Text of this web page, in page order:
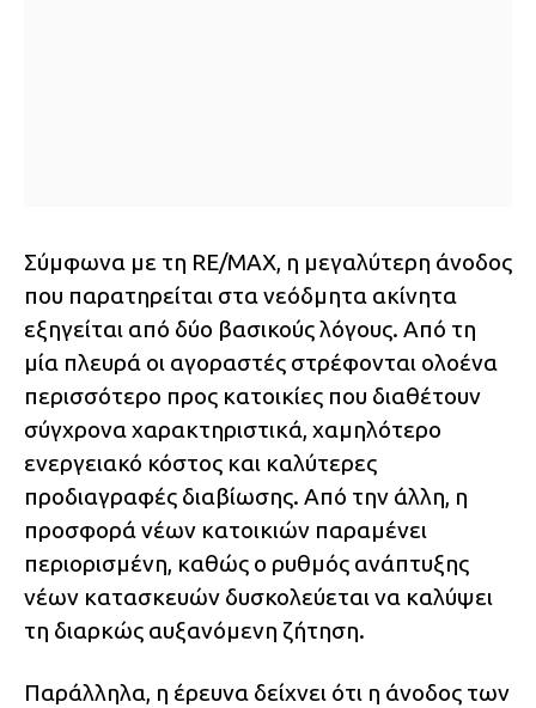
Σύμφωνα με τη RE/MAX, η μεγαλύτερη άνοδος
που παρατηρείται στα νεόδμητα ακίνητα
εξηγείται από δύο βασικούς λόγους. Από τη
μία πλευρά οι αγοραστές στρέφονται ολοένα
περισσότερο προς κατοικίες που διαθέτουν
σύγχρονα χαρακτηριστικά, χαμηλότερο
ενεργειακό κόστος και καλύτερες
προδιαγραφές διαβίωσης. Από την άλλη, η
προσφορά νέων κατοικιών παραμένει
περιορισμένη, καθώς ο ρυθμός ανάπτυξης
νέων κατασκευών δυσκολεύεται να καλύψει
τη διαρκώς αυξανόμενη ζήτηση.
Παράλληλα, η έρευνα δείχνει ότι η άνοδος των